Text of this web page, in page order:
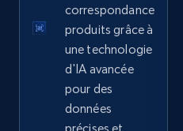
TikTok Shop - discover
URL, Title, Available,
correspondance
produits grâce à
une technologie
d'IA avancée
pour des
données
précises et